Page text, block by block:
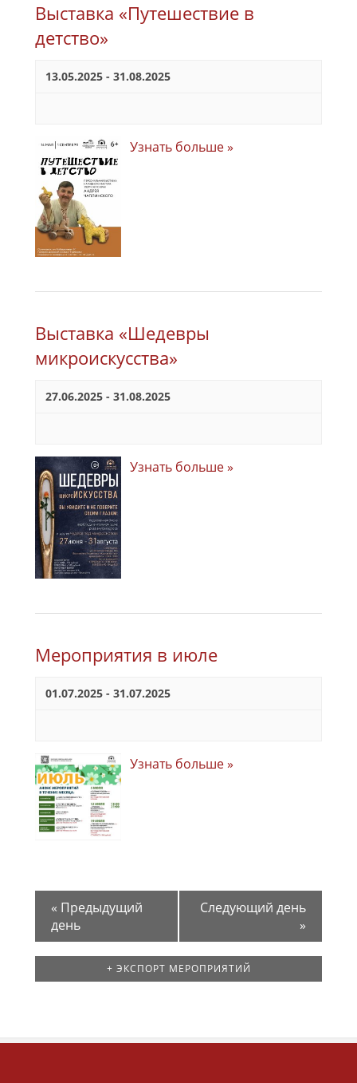
Выставка «Путешествие в
детство»
13.05.2025 - 31.08.2025
Узнать больше »
Выставка «Шедевры
микроискусства»
27.06.2025 - 31.08.2025
Узнать больше »
Мероприятия в июле
01.07.2025 - 31.07.2025
Узнать больше »
« Предыдущий
день
Следующий день
»
+ ЭКСПОРТ МЕРОПРИЯТИЙ